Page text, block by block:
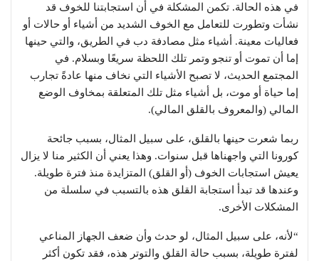
في هذه الحالة. تكمن المشكلة في أن استجابتنا للخوف قد
نشأت وتطورت للتعامل مع الخوف الشديد من أشياء أو حالات أو
فعاليات معينة. أشياء مثل مصادفة دب في الطريق، والتي حينها
إما أن تموت أو تنجو وتمر تلك اللحظة سريعًا وبسلام. في
المجتمع الحديث، لا تصبح الأشياء التي نخاف منها عادةً تجارب
إما حياة أو موت، بل أشياء مثل تلك المتعلقة بمخاوف الوضع
المالي (والمعروف بالقلق المالي).
ربما شعرت حينها بالقلق، على سبيل المثال، بسبب جائحة
كورونا التي واجهناها قبل سنوات. وهذا يعني أن الكثير منا لا يزال
يعيش استجابات الخوف (أو القلق) المتزايدة منذ فترة طويلة.
وعندها قد تبدأ استجابة القلق هذه بالتسبب في سلسلة من
المشكلات الأخرى.
“لأنه، على سبيل المثال، لو حدث وأن ضعف الجهاز المناعي
لفترة طويلة، بسبب حالة القلق والتوتر هذه، فقد تكون أكثر